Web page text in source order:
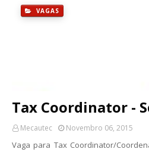
VAGAS
Tax Coordinator -
Mecautec Novembro 06, 2015
Vaga para Tax Coordinator/